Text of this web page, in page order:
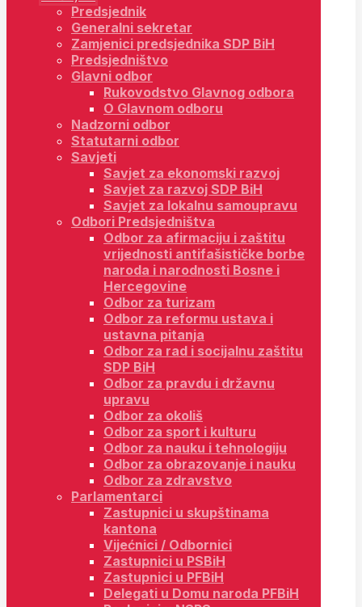
Predsjednik
Generalni sekretar
Zamjenici predsjednika SDP BiH
Predsjedništvo
Glavni odbor
Rukovodstvo Glavnog odbora
O Glavnom odboru
Nadzorni odbor
Statutarni odbor
Savjeti
Savjet za ekonomski razvoj
Savjet za razvoj SDP BiH
Savjet za lokalnu samoupravu
Odbori Predsjedništva
Odbor za afirmaciju i zaštitu
vrijednosti antifašističke borbe
naroda i narodnosti Bosne i
Hercegovine
Odbor za turizam
Odbor za reformu ustava i
ustavna pitanja
Odbor za rad i socijalnu zaštitu
SDP BiH
Odbor za pravdu i državnu
upravu
Odbor za okoliš
Odbor za sport i kulturu
Odbor za nauku i tehnologiju
Odbor za obrazovanje i nauku
Odbor za zdravstvo
Parlamentarci
Zastupnici u skupštinama
kantona
Vijećnici / Odbornici
Zastupnici u PSBiH
Zastupnici u PFBiH
Delegati u Domu naroda PFBiH